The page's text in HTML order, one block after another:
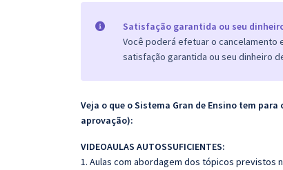
Satisfação garantida ou seu
Você poderá efetuar o cancelamento
satisfação garantida ou seu dinheiro
Veja o que o Sistema Gran de Ensino tem
aprovação):
VIDEOAULAS AUTOSSUFICIENTES:
1. Aulas com abordagem dos tópicos previstos